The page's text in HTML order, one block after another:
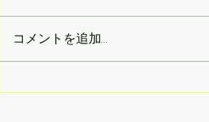
決して悪くない。 しかし、なぜ
なのかがわからない。 だから考
えた。 そもそも、学生時代は、
コメントを追加…